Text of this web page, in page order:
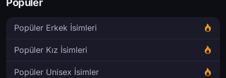
Popüler
Popüler Erkek İsimleri
Popüler Kız İsimleri
Popüler Unisex İsimler